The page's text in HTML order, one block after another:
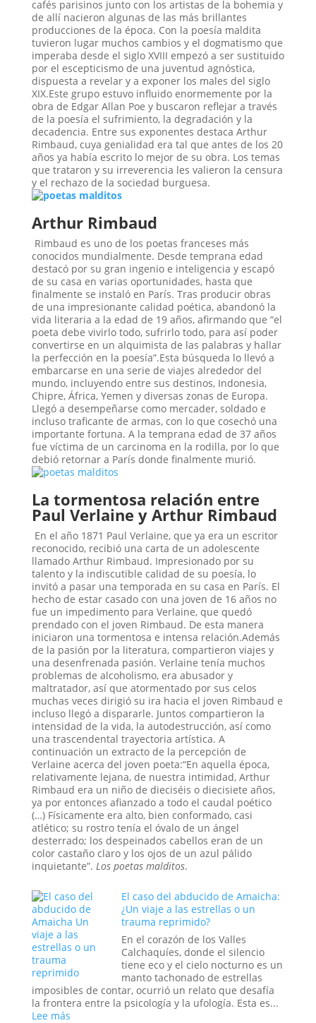
cafés parisinos junto con los artistas de la bohemia y
de allí nacieron algunas de las más brillantes
producciones de la época. Con la poesía maldita
tuvieron lugar muchos cambios y el dogmatismo que
imperaba desde el siglo XVIII empezó a ser sustituido
por el escepticismo de una juventud agnóstica,
dispuesta a revelar y a exponer los males del siglo
XIX.Este grupo estuvo influido enormemente por la
obra de Edgar Allan Poe y buscaron reflejar a través
de la poesía el sufrimiento, la degradación y la
decadencia. Entre sus exponentes destaca Arthur
Rimbaud, cuya genialidad era tal que antes de los 20
años ya había escrito lo mejor de su obra. Los temas
que trataron y su irreverencia les valieron la censura
y el rechazo de la sociedad burguesa.
Arthur Rimbaud
Rimbaud es uno de los poetas franceses más
conocidos mundialmente. Desde temprana edad
destacó por su gran ingenio e inteligencia y escapó
de su casa en varias oportunidades, hasta que
finalmente se instaló en París. Tras producir obras
de una impresionante calidad poética, abandonó la
vida literaria a la edad de 19 años, afirmando que “el
poeta debe vivirlo todo, sufrirlo todo, para así poder
convertirse en un alquimista de las palabras y hallar
la perfección en la poesía”.Esta búsqueda lo llevó a
embarcarse en una serie de viajes alrededor del
mundo, incluyendo entre sus destinos, Indonesia,
Chipre, África, Yemen y diversas zonas de Europa.
Llegó a desempeñarse como mercader, soldado e
incluso traficante de armas, con lo que cosechó una
importante fortuna. A la temprana edad de 37 años
fue víctima de un carcinoma en la rodilla, por lo que
debió retornar a París donde finalmente murió.
La tormentosa relación entre
Paul Verlaine y Arthur Rimbaud
En el año 1871 Paul Verlaine, que ya era un escritor
reconocido, recibió una carta de un adolescente
llamado Arthur Rimbaud. Impresionado por su
talento y la indiscutible calidad de su poesía, lo
invitó a pasar una temporada en su casa en París. El
hecho de estar casado con una joven de 16 años no
fue un impedimento para Verlaine, que quedó
prendado con el joven Rimbaud. De esta manera
iniciaron una tormentosa e intensa relación.Además
de la pasión por la literatura, compartieron viajes y
una desenfrenada pasión. Verlaine tenía muchos
problemas de alcoholismo, era abusador y
maltratador, así que atormentado por sus celos
muchas veces dirigió su ira hacia el joven Rimbaud e
incluso llegó a dispararle. Juntos compartieron la
intensidad de la vida, la autodestrucción, así como
una trascendental trayectoria artística. A
continuación un extracto de la percepción de
Verlaine acerca del joven poeta:“En aquella época,
relativamente lejana, de nuestra intimidad, Arthur
Rimbaud era un niño de dieciséis o diecisiete años,
ya por entonces afianzado a todo el caudal poético
(…) Físicamente era alto, bien conformado, casi
atlético; su rostro tenía el óvalo de un ángel
desterrado; los despeinados cabellos eran de un
color castaño claro y los ojos de un azul pálido
inquietante”. Los poetas malditos.
El caso del abducido de Amaicha:
¿Un viaje a las estrellas o un
trauma reprimido?
En el corazón de los Valles
Calchaquíes, donde el silencio
tiene eco y el cielo nocturno es un
manto tachonado de estrellas
imposibles de contar, ocurrió un relato que desafía
la frontera entre la psicología y la ufología. Esta es...
Lee más: